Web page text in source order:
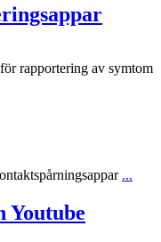
rapportering av symtom
...
Youtube